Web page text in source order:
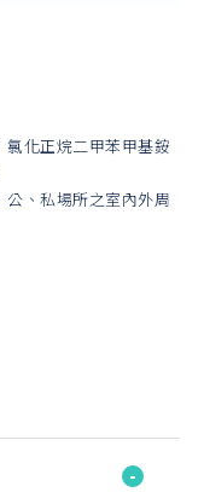
氯化正烷二甲苯甲基銨
公、私場所之室內外周